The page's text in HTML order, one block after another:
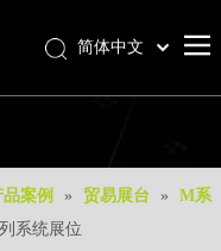
简体中文
日本語
品案例 » 贸易展台 »
M系
系统展位